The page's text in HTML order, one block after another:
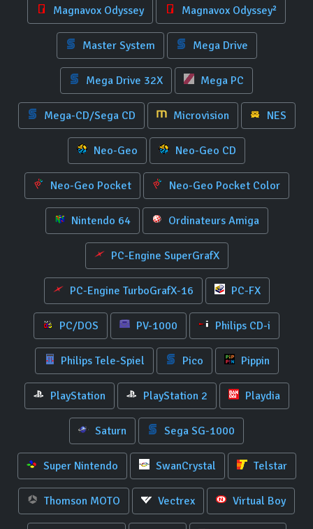
Magnavox Odyssey Magnavox Odyssey²
Master System Mega Drive
Mega Drive 32X Mega PC
Mega-CD/Sega CD Microvision NES
Neo-Geo Neo-Geo CD
Neo-Geo Pocket Neo-Geo Pocket Color
Nintendo 64 Ordinateurs Amiga
PC-Engine SuperGrafX
PC-Engine TurboGrafX-16 PC-FX
PC/DOS PV-1000 Philips CD-i
Philips Tele-Spiel Pico Pippin
PlayStation PlayStation 2 Playdia
Saturn Sega SG-1000
Super Nintendo SwanCrystal Telstar
Thomson MOTO Vectrex Virtual Boy